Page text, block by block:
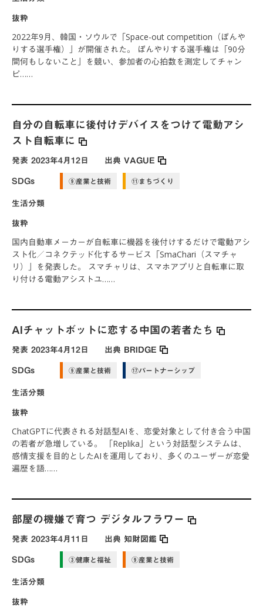
抜粋
2022年9月、韓国・ソウルで「Space-out competition（ぼんや
りする選手権）」が開催された。 ぼんやりする選手権は「90分
間何もしないこと」を競い、参加者の心拍数を測定してチャン
ピ……
自分の自転車に後付けデバイスをつけて電動アシ
スト自転車に
発表 2023年4月12日 出典VAGUE
SDGs ⑨産業と技術 ⑪まちづくり
生活分類
抜粋
国内自動車メーカーが自転車に機器を後付けするだけで電動アシ
スト化／コネクテッド化するサービス「SmaChari（スマチャ
リ）」を発表した。 スマチャリは、スマホアプリと自転車に取
り付ける電動アシストユ……
AIチャットボットに恋する中国の若者たち
発表 2023年4月12日 出典 BRIDGE
SDGs ⑨産業と技術 ⑰パートナーシップ
生活分類
抜粋
ChatGPTに代表される対話型AIを、恋愛対象として付き合う中国
の若者が急増している。 「Replika」という対話型システムは、
感情支援を目的としたAIを運用しており、多くのユーザーが恋愛
遍歴を語……
部屋の機嫌で育つ デジタルフラワー
発表 2023年4月11日 出典 知財図鑑
SDGs ③健康と福祉 ⑨産業と技術
生活分類
抜粋